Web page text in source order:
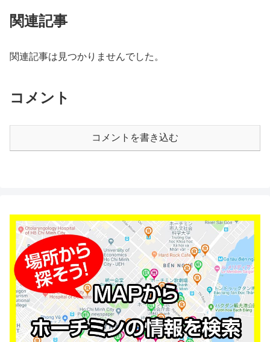
関連記事
関連記事は見つかりませんでした。
コメント
コメントを書き込む